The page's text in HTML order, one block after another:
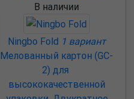
В наличии
Ningbo Fold 1 вариант
Мелованный картон (GC-
2) для
высококачественной